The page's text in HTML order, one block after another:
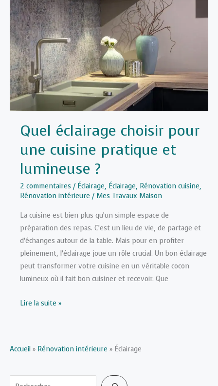
place
dans
un
escalier
?
Quel éclairage choisir pour
une cuisine pratique et
lumineuse ?
2 commentaires / Éclairage, Éclairage, Rénovation cuisine,
Rénovation intérieure / Mes Travaux Maison
La cuisine est bien plus qu’un simple espace de
préparation des repas. C’est un lieu de vie, de partage et
d’échanges autour de la table. Mais pour en profiter
pleinement, l’éclairage joue un rôle crucial. Un bon éclairage
peut transformer votre cuisine en un véritable cocon
lumineux où il fait bon cuisiner et recevoir. Que
Quel
une
pratique
Lire la suite »
Accueil » Rénovation intérieure » Éclairage
Rechercher